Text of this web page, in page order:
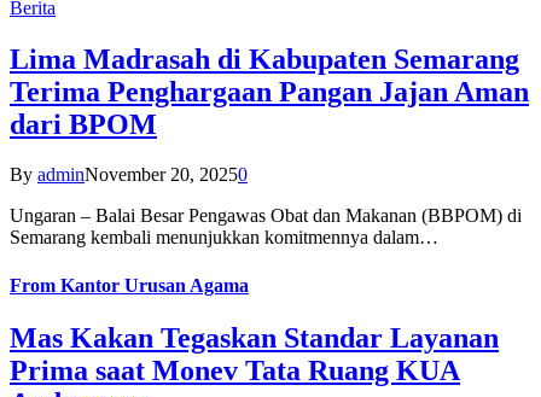
Berita
Lima Madrasah di Kabupaten Semarang
Terima Penghargaan Pangan Jajan Aman
dari BPOM
By adminNovember 20, 20250
Ungaran – Balai Besar Pengawas Obat dan Makanan (BBPOM) di
Semarang kembali menunjukkan komitmennya dalam…
From Kantor Urusan Agama
Mas Kakan Tegaskan Standar Layanan
Prima saat Monev Tata Ruang KUA